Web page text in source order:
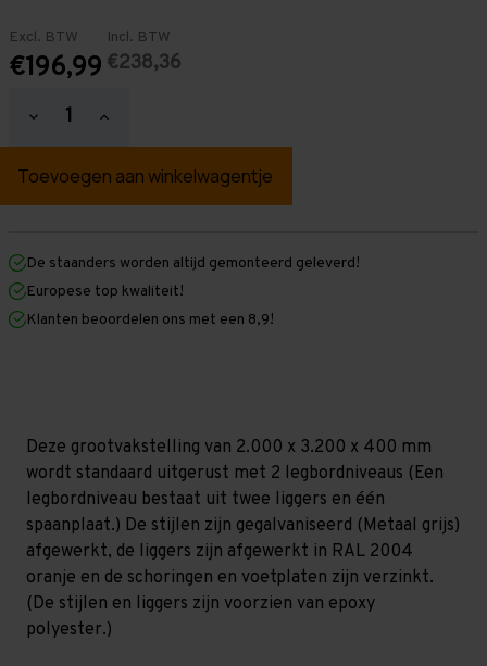
Excl. BTW
€196,99
Incl. BTW
€238,36
Hoeveelheid
verlagen
Grootvakstelling
mm
mm
x
400
mm
Hoeveelheid
verhogen
Grootvakstelling
mm
mm
400
mm
De staanders worden altijd gemonteerd geleverd!
Europese top kwaliteit!
Klanten beoordelen ons met een 8,9!
Deze grootvakstelling van 2.000 x 3.200 x 400 mm
wordt standaard uitgerust met 2 legbordniveaus (Een
legbordniveau bestaat uit twee liggers en één
spaanplaat.) De stijlen zijn gegalvaniseerd (Metaal grijs)
afgewerkt, de liggers zijn afgewerkt in RAL 2004
oranje en de schoringen en voetplaten zijn verzinkt.
(De stijlen en liggers zijn voorzien van epoxy
polyester.)